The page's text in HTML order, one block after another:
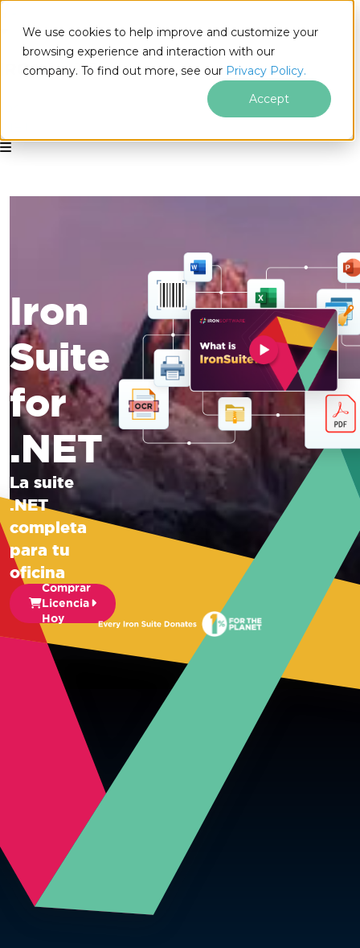
We use cookies to help improve and customize your
browsing experience and interaction with our
company. To find out more, see our Privacy Policy.
Accept
Iron
Suite
for
.NET
La suite
.NET
completa
para tu
oficina
Comprar
Licencia
Hoy